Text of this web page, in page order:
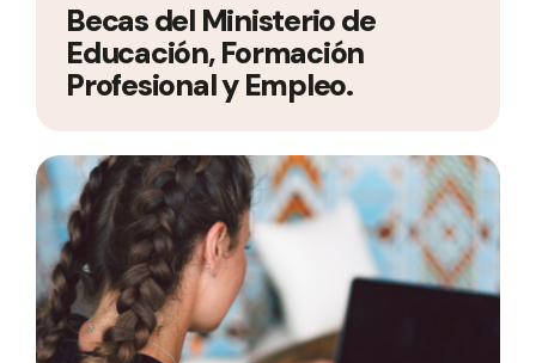
Becas del Ministerio de
Educación, Formación
Profesional y Empleo.